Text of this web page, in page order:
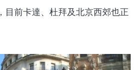
目前卡達、杜拜及北京西郊也正